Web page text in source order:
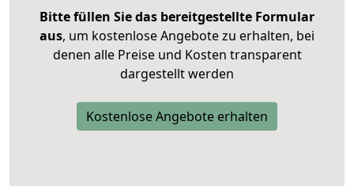
Bitte füllen Sie das bereitgestellte Formular
aus, um kostenlose Angebote zu erhalten, bei
denen alle Preise und Kosten transparent
dargestellt werden
Kostenlose Angebote erhalten